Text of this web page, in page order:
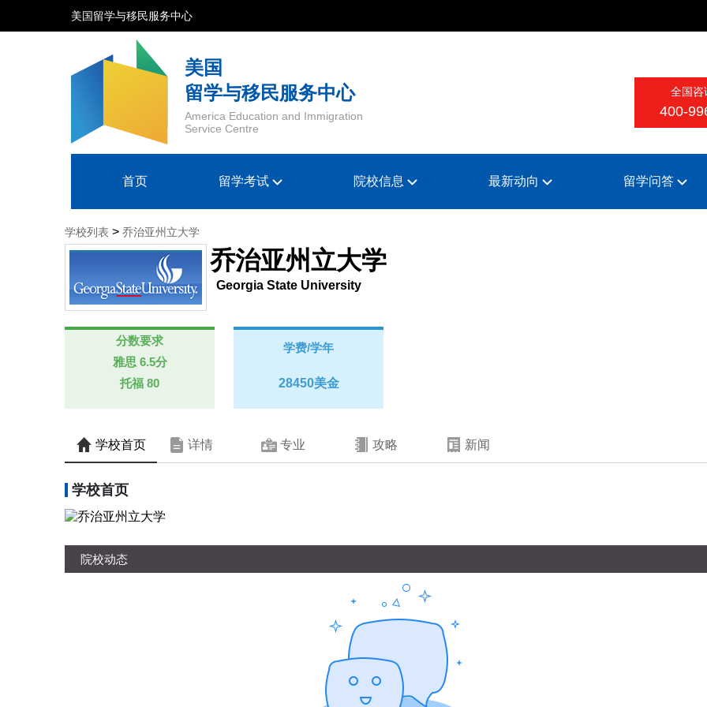
美国留学与移民服务中心
美国
留学与移民服务中心
America Education and Immigration
Service Centre
全国咨
400-
首页 留学考试 院校信息 最新动向 留学问答
学校列表 > 乔治亚州立大学
乔治亚州立大学
Georgia State University
分数要求
雅思 6.5分
托福 80
学费/学年
28450美金
学校首页 详情 专业 攻略 新闻
学校首页
院校动态